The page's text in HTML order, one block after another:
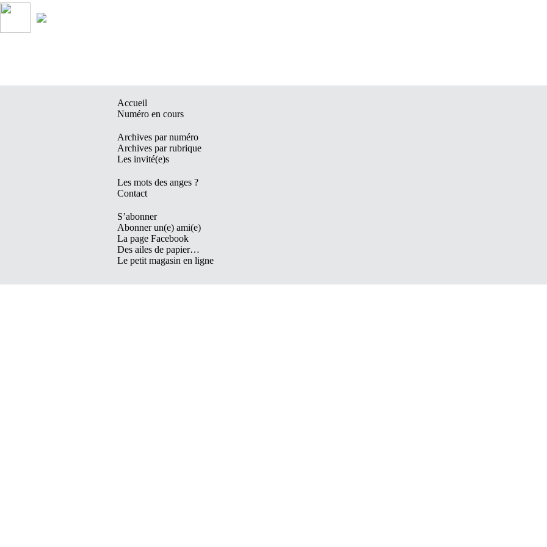
Accueil
Numéro en cours
Archives par numéro
Archives par rubrique
Les invité(e)s
Les mots des anges ?
Contact
S’abonner
Abonner un(e) ami(e)
La page Facebook
Des ailes de papier…
Le petit magasin en ligne